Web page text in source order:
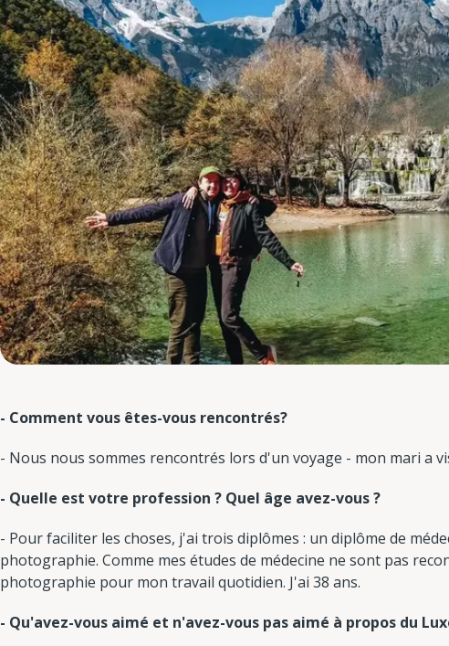
- Comment vous êtes-vous rencontrés?
- Nous nous sommes rencontrés lors d'un voyage - mon mari a
- Quelle est votre profession ? Quel âge avez-vous ?
- Pour faciliter les choses, j'ai trois diplômes : un diplôme de
photographie. Comme mes études de médecine ne sont pas
photographie pour mon travail quotidien. J'ai 38 ans.
- Qu'avez-vous aimé et n'avez-vous pas aimé à propos du